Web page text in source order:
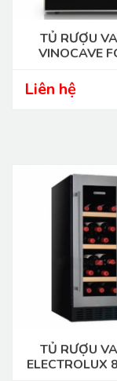
TỦ RƯỢU
VINOCAVE
Liên hệ
TỦ RƯỢU
ELECTROLUX